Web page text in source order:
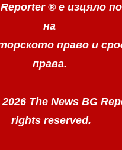
® е изцяло
на
право и
права.
The News BG
rights reserved.